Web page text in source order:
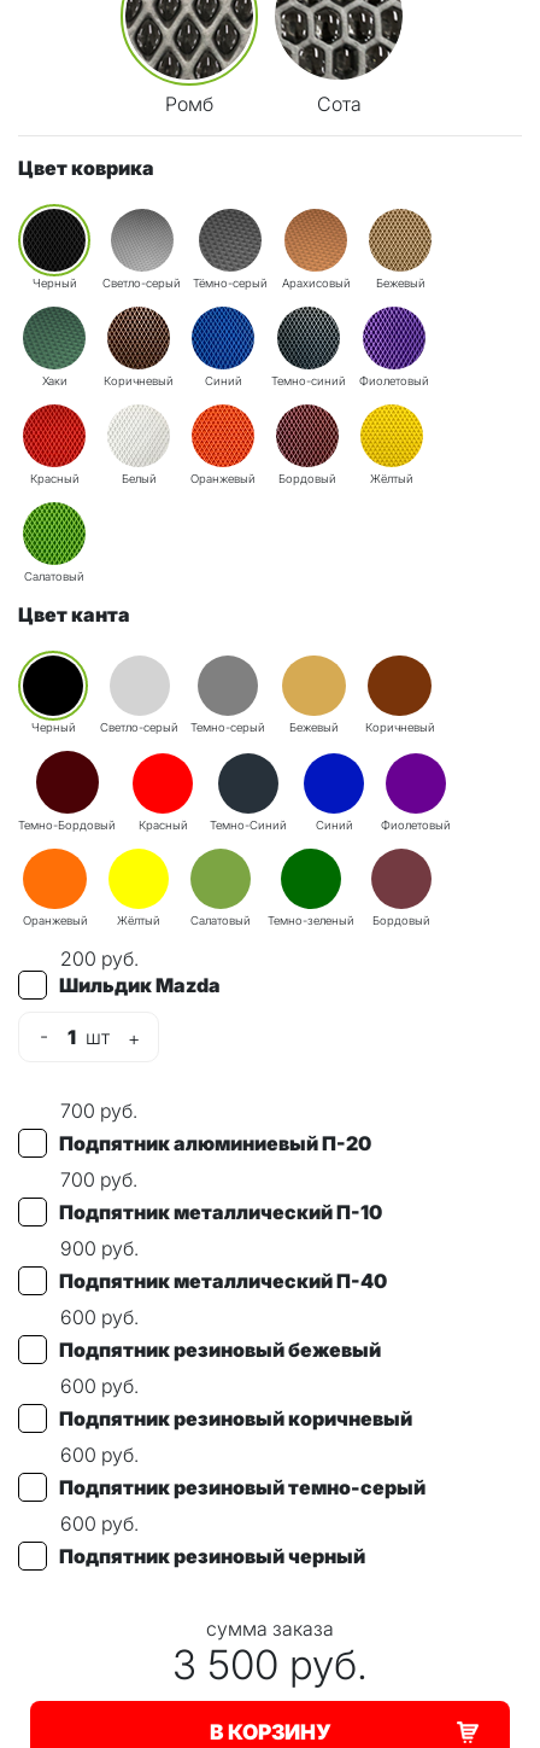
Ромб Сота
Цвет коврика
Черный Светло-серый Тёмно-серый Арахисовый Бежевый
Хаки Коричневый Синий Темно-синий Фиолетовый
Красный Белый Оранжевый Бордовый Жёлтый
Салатовый
Цвет канта
Черный Светло-серый Темно-серый Бежевый Коричневый
Темно-Бордовый Красный Темно-Синий Синий Фиолетовый
Оранжевый Жёлтый Салатовый Темно-зеленый Бордовый
200 руб.
Шильдик Mazda
- 1 шт +
700 руб.
Подпятник алюминиевый П-20
700 руб.
Подпятник металлический П-10
900 руб.
Подпятник металлический П-40
600 руб.
Подпятник резиновый бежевый
600 руб.
Подпятник резиновый коричневый
600 руб.
Подпятник резиновый темно-серый
600 руб.
Подпятник резиновый черный
сумма заказа
3 500 руб.
В КОРЗИНУ